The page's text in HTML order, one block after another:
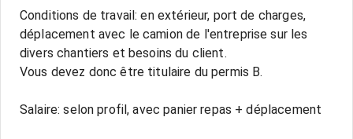
Conditions de travail: en extérieur, port de charges,
déplacement avec le camion de l'entreprise sur les
divers chantiers et besoins du client.
Vous devez donc être titulaire du permis B.
Salaire: selon profil, avec panier repas + déplacement